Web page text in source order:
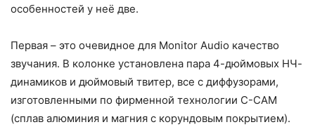
особенностей у неё две.
Первая – это очевидное для Monitor Audio качество
звучания. В колонке установлена пара 4-дюймовых НЧ-
динамиков и дюймовый твитер, все с диффузорами,
изготовленными по фирменной технологии C-CAM
(сплав алюминия и магния с корундовым покрытием).